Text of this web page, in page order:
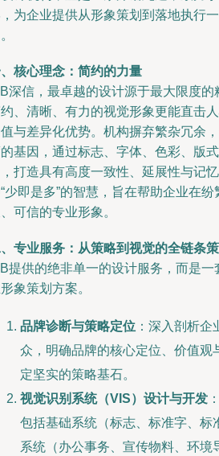
为企业提供从形象策划到落地执行
核心理念：简约的力量
深信，最卓越的设计源于最大限度
、清晰、有力的视觉形象更能直击
与差异化优势。机构摒弃繁杂冗余
基因，通过标志、字体、色彩、版
打造具有高度一致性、延展性与记
少即是多”的智慧，旨在帮助企业在
可信的专业形象。
专业服务：从策略到视觉的全链条策
提供的绝非单一的设计服务，而是
象策划方案。
品牌诊断与策略定位 ：深入剖析
众，明确品牌的核心定位、价值观
定坚实的策略基石。
视觉识别系统（VIS）设计与开发
包括基础系统（标志、标准字、标
系统（办公事务、宣传物料、环境